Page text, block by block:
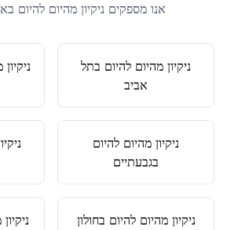
אנו מספקים ניקיון מהיום להיום
ניקיון מהיום להיום בתל
אביב
ניקיון מהיום להיום
בגבעתיים
ניקיון מהיום להיום בחולון